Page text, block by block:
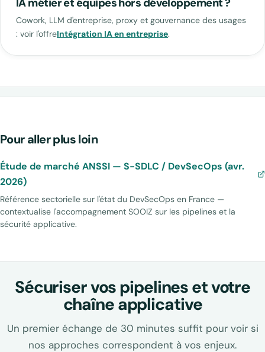
IA métier et équipes hors développement ?
Cowork, LLM d'entreprise, proxy et gouvernance des usages
: voir l'offreIntégration IA en entreprise.
Pour aller plus loin
Étude de marché ANSSI — S-SDLC / DevSecOps (avr.
2026)
Référence sectorielle sur l'état du DevSecOps en France —
contextualise l'accompagnement SOOIZ sur les pipelines et la
sécurité applicative.
Sécuriser vos pipelines et votre
chaîne applicative
Un premier échange de 30 minutes suffit pour voir si
nos approches correspondent à vos enjeux.